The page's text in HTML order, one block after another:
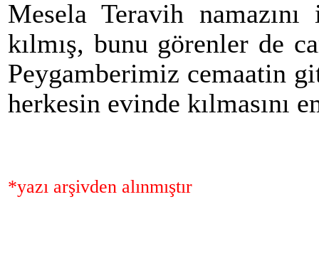
Mesela Teravih
kılmış, bunu görenler de
Peygamberimiz cemaatin
herkesin evinde kılmasını
*yazı arşivden alınmıştır